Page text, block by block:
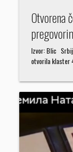
Otvorena
Izvor: Blic
otvorila klaster